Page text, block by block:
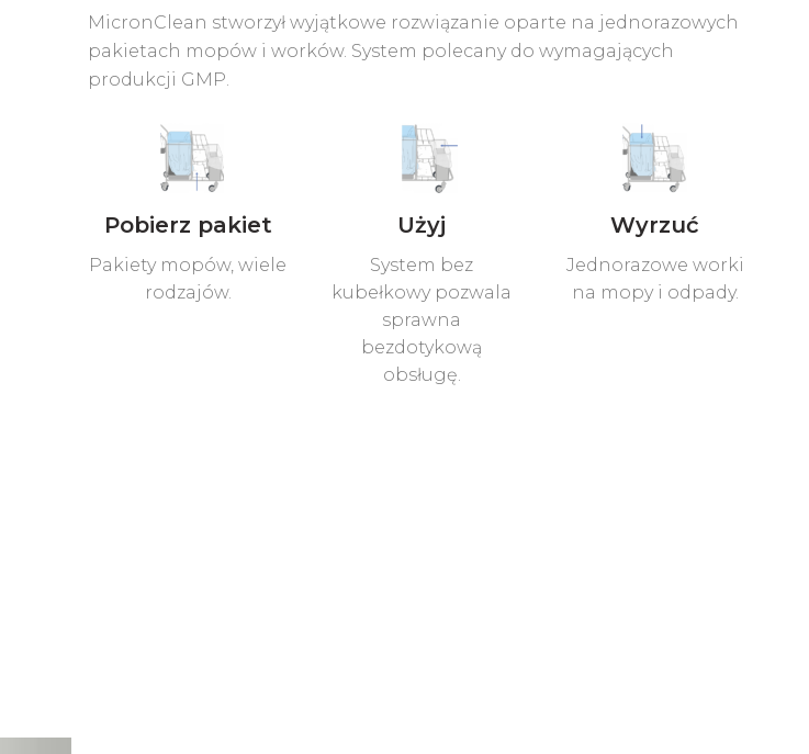
MicronClean stworzył wyjątkowe rozwiązanie oparte na jednorazowych
pakietach mopów i worków. System polecany do wymagających
produkcji GMP.
Pobierz pakiet
Pakiety mopów, wiele
rodzajów.
Użyj
System bez
kubełkowy pozwala
sprawna
bezdotykową
obsługę.
Wyrzuć
Jednorazowe worki
na mopy i odpady.